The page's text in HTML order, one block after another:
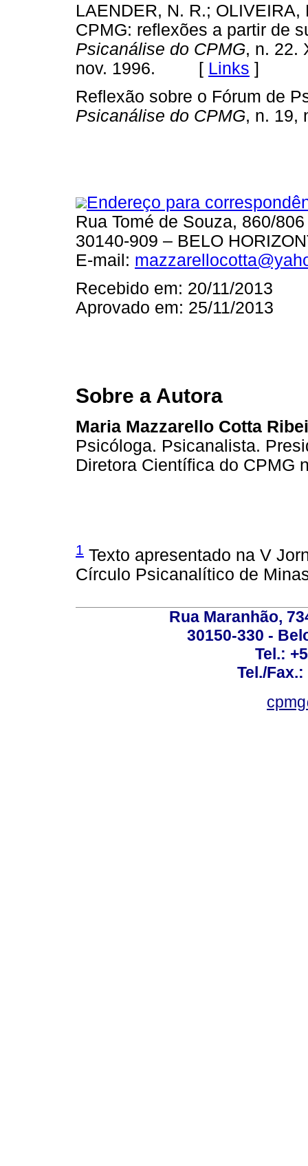
LAENDER, N. R.;
CPMG: reflexões a partir de
Psicanálise do CPMG, n. 22.
nov. 1996. [ Links ]
Reflexão sobre o Fórum de
Psicanálise do CPMG, n.
Endereço para
Rua Tomé de Souza, 860/
30140-909 – BELO
E-mail:
Recebido em: 20/11/2013
Aprovado em: 25/11/2013
Sobre a Autora
Maria Mazzarello Cotta
Psicóloga. Psicanalista.
Diretora Científica do CPMG
1 Texto apresentado na V
Círculo Psicanalítico de
Rua Maranhão,
30150-330 -
Tel.:
Tel./Fax.: